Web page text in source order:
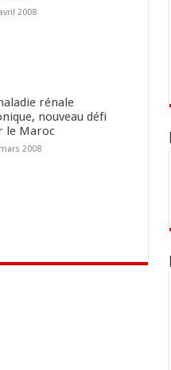
2008
rénale
nouveau défi
le Maroc
2008